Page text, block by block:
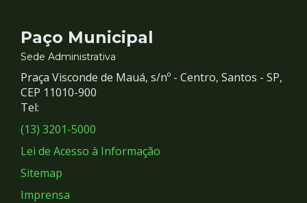
Contato
e
Redes
Sociais
Paço Municipal
Sede Administrativa
Praça Visconde de Mauá, s/nº - Centro, Santos - SP,
CEP 11010-900
Tel:
(13) 3201-5000
Lei de Acesso à Informação
Sitemap
Imprensa